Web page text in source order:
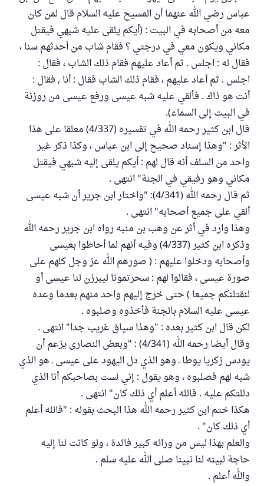
عباس رضي الله عنهما أن المسيح عليه السلام قال لمن كان
معه من أصحابه في البيت : (أيكم يلقى عليه شبهي فيقتل
مكاني ويكون معي في درجتي ؟ فقام شاب من أحدثهم سنا ،
فقال له : اجلس . ثم أعاد عليهم فقام ذلك الشاب ، فقال :
اجلس . ثم أعاد عليهم ، فقام ذلك الشاب فقال : أنا , فقال :
أنت هو ذاك . فألقي عليه شبه عيسى ورفع عيسى من روزنة
في البيت إلى السماء).
قال ابن كثير رحمه الله في تفسيره (4/337) معلقا على هذا
الأثر : "وهذا إسناد صحيح إلى ابن عباس ، وكذا ذكر غير
واحد من السلف أنه قال لهم : أيكم يلقى إليه شبهي فيقتل
مكاني وهو رفيقي في الجنة" انتهى .
ثم قال رحمه الله (4/341): "واختار ابن جرير أن شبه عيسى
ألقي على جميع أصحابه" انتهى .
وهذا وارد في أثر عن وهب بن منبه رواه ابن جرير رحمه الله
وذكره ابن كثير (4/337) وفيه أنهم لما أحاطوا بعيسى
وأصحابه ودخلوا عليهم : ( صورهم الله عز وجل كلهم على
صورة عيسى ، فقالوا لهم : سحرتمونا ليبرزن لنا عيسى أو
لنقتلنكم جميعا ) حتى خرج إليهم واحد منهم بعدما وعده
عيسى عليه السلام بالجنة فأخذوه وصلبوه .
لكن قال ابن كثير بعده : "وهذا سياق غريب جدا" انتهى .
وقال أيضا رحمه الله (4/341) : "وبعض النصارى يزعم أن
يودس زكريا يوطا ـ وهو الذي دل اليهود على عيسى ـ هو الذي
شبه لهم فصلبوه ، وهو يقول : إني لست بصاحبكم أنا الذي
دللتكم عليه . فالله أعلم أي ذلك كان" انتهى .
هكذا ختم ابن كثير رحمه الله هذا البحث بقوله : "فالله أعلم
أي ذلك كان" .
والعلم بهذا ليس من ورائه كبير فائدة ، ولو كانت لنا إليه
حاجة لبينه لنا نبينا صلى الله عليه سلم .
والله أعلم .